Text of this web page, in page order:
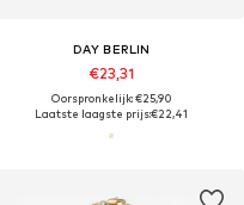
DAY BERLIN
€23,31
Oorspronkelijk: €25,90
Laatste laagste prijs:€22,41